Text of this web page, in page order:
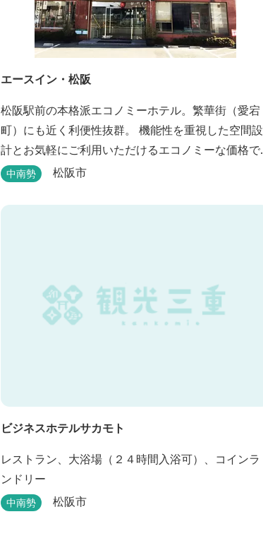
エースイン・松阪
松阪駅前の本格派エコノミーホテル。繁華街（愛宕
町）にも近く利便性抜群。 機能性を重視した空間設
計とお気軽にご利用いただけるエコノミーな価格で
長期滞在に最適。喫煙・禁煙ルームもご指定いただ
ュッフェ（6:30～9:30） ・アルコールも無料のウェ
中南勢 松阪市
ビジネスホテルサカモト
レストラン、大浴場（２４時間入浴可）、コインラ
ンドリー
中南勢 松阪市